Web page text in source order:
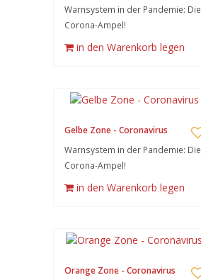
Warnsystem in der Pandemie: Die
Corona-Ampel!
in den Warenkorb legen
Gelbe Zone - Coronavirus
Warnsystem in der Pandemie: Die
Corona-Ampel!
in den Warenkorb legen
Orange Zone - Coronavirus